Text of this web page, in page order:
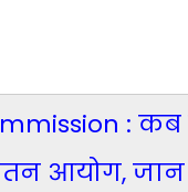
:
आयोग,